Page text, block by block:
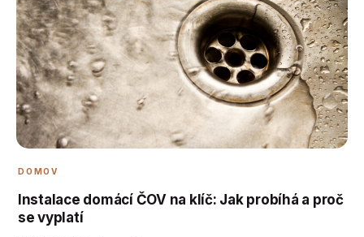
DOMOV
Instalace domácí ČOV na klíč: Jak probíhá a proč
se vyplatí